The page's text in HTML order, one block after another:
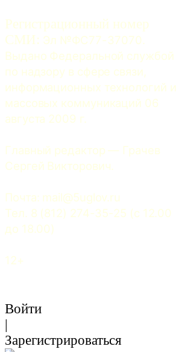
Регистрационный номер
СМИ: Эл №ФС77-37070.
Выдано Федеральной службой
по надзору в сфере связи,
информационных технологий и
массовых коммуникаций 06
августа 2009 г.
Главный редактор — Грачев
Сергей Викторович.
Почта: mail@5uglov.ru
Тел. 8 (812) 274-35-25 (c 12.00
до 18.00)
12+
Войти
|
Зарегистрироваться